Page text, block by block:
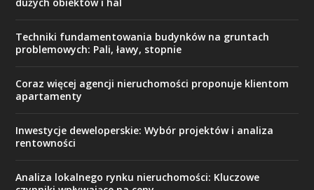
Techniki fundamentowania budynków na gruntach
problemowych: Pali, ławy, stopnie
Coraz więcej agencji nieruchomości proponuje klientom
apartamenty
Inwestycje deweloperskie: Wybór projektów i analiza
rentowności
Analiza lokalnego rynku nieruchomości: Kluczowe